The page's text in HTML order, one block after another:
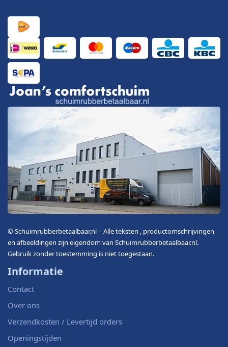
© Schuimrubberbetaalbaar.nl – Alle teksten , productomschrijvingen
en afbeeldingen zijn eigendom van Schuimrubberbetaalbaar.nl.
Gebruik zonder toestemming is niet toegestaan.
Informatie
Contact
Over ons
Verzendkosten / Levertijd orders
Openingstijden